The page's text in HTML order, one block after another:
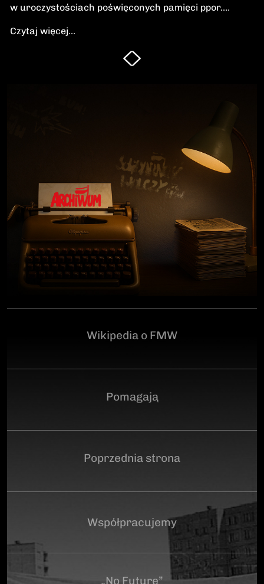
w uroczystościach poświęconych pamięci ppor.
Wileńskiej Brygady Armii Krajowej, dowódcy 5.
szwadronu podczas walk na Pomorzu, jednego z
najbardziej zasłużonych żołnierzy polskiego podziemia
przeciwko niemieckiemu i sowieckiemu okupantowi, a
po zakończeniu wojny pozostał wierny ideałom
wolności. Poległ 28 czerwca 1946 r., a miejsce
ukrycia jego szczątków przez komunistyczny aparat
represji pozostaje do dziś nieznane.Program
uroczystości:11.00 – Msza Święta w Kościele św.
Brygidy w Gdańsku12.30 – poświęcenie
symbolicznego nagrobka na Cmentarzu
Garnizonowym w GdańskuSerdecznie zapraszamy
Czytaj więcej...
Wikipedia o FMW
Pomagają
Poprzednia strona
Współpracujemy
„No Future”